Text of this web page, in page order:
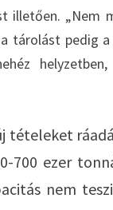
„Nem
tárolást pedig
tételeket
700 ezer
nem